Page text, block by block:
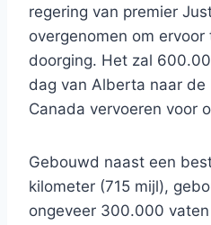
regering van premier
overgenomen om
doorging. Het zal
dag van Alberta naar de
Canada vervoeren voor
Gebouwd naast een
kilometer (715 mijl),
ongeveer 300.000